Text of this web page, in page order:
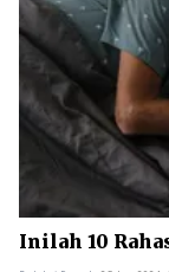
Inilah 10